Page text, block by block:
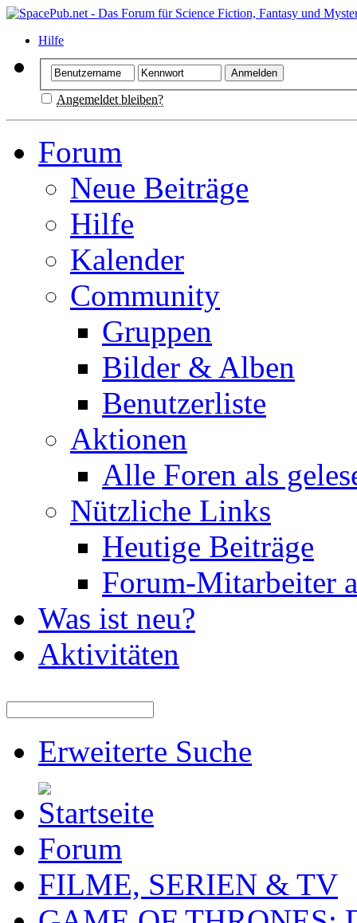
Hilfe
Angemeldet bleiben?
Forum
Neue Beiträge
Hilfe
Kalender
Community
Gruppen
Bilder & Alben
Benutzerliste
Aktionen
Alle Foren als
Nützliche Links
Heutige Beiträge
Forum-Mitarbeiter
Was ist neu?
Aktivitäten
Erweiterte Suche
Forum
FILME, SERIEN & TV